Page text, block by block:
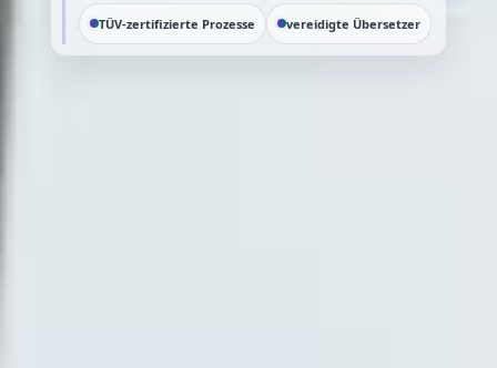
TÜV-zertifizierte Prozesse vereidigte Übersetzer